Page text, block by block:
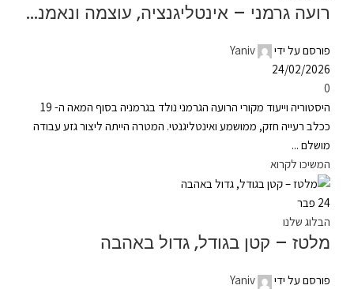
רועה גרמני – אינטליגנציה, עוצמה ונאמנות
פורסם על ידי
Yaniv
24/02/2026
0
היסטוריה וייעוד מקורי הרועה הגרמני נולד בגרמניה בסוף המאה ה- 19
ככלב רעייה חזק, ממושמע ואינטליגנטי. המטרה הייתה ליצור גזע עבודה
מושלם ...
המשיכו לקרוא
24 פבר
הבלוג שלנו
מלטז – קטן בגודל, גדול באהבה
פורסם על ידי
Yaniv